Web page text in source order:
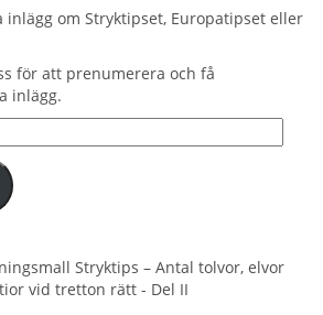
inlägg om Stryktipset, Europatipset eller
för att prenumerera och få
inlägg.
Stryktips – Antal tolvor, elvor
vid tretton rätt - Del II